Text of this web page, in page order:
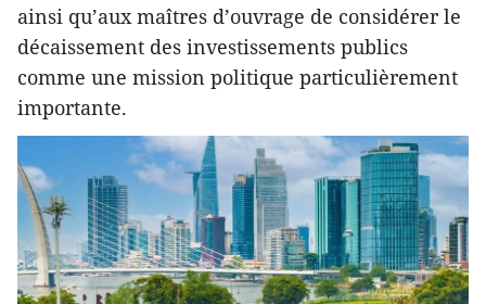
ainsi qu’aux maîtres d’ouvrage de considérer le
décaissement des investissements publics
comme une mission politique particulièrement
importante.